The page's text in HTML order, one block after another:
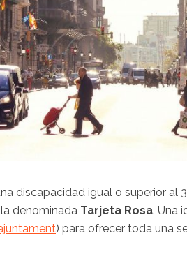
discapacidad igual o superior
denominada Tarjeta Rosa. Una
) para ofrecer toda una